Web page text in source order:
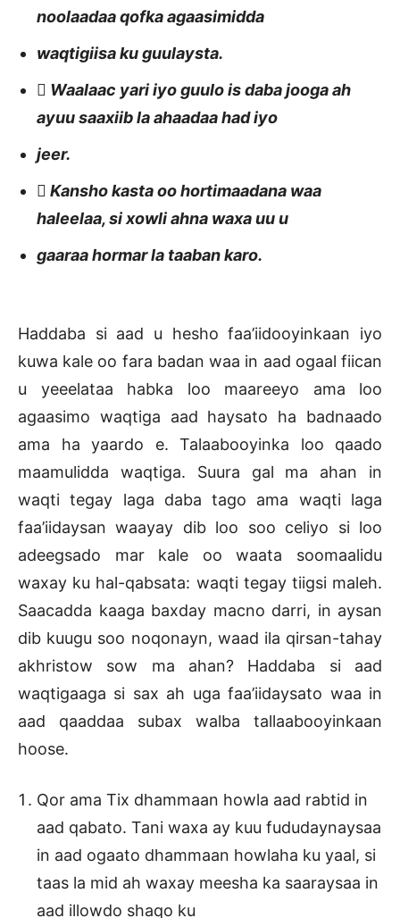
noolaadaa qofka agaasimidda
waqtigiisa ku guulaysta.
 Waalaac yari iyo guulo is daba jooga ah
ayuu saaxiib la ahaadaa had iyo
jeer.
 Kansho kasta oo hortimaadana waa
haleelaa, si xowli ahna waxa uu u
gaaraa hormar la taaban karo.
Haddaba si aad u hesho faa’iidooyinkaan iyo
kuwa kale oo fara badan waa in aad ogaal fiican
u yeeelataa habka loo maareeyo ama loo
agaasimo waqtiga aad haysato ha badnaado
ama ha yaardo e. Talaabooyinka loo qaado
maamulidda waqtiga. Suura gal ma ahan in
waqti tegay laga daba tago ama waqti laga
faa’iidaysan waayay dib loo soo celiyo si loo
adeegsado mar kale oo waata soomaalidu
waxay ku hal-qabsata: waqti tegay tiigsi maleh.
Saacadda kaaga baxday macno darri, in aysan
dib kuugu soo noqonayn, waad ila qirsan-tahay
akhristow sow ma ahan? Haddaba si aad
waqtigaaga si sax ah uga faa’iidaysato waa in
aad qaaddaa subax walba tallaabooyinkaan
hoose.
Qor ama Tix dhammaan howla aad rabtid in
aad qabato. Tani waxa ay kuu fududaynaysaa
in aad ogaato dhammaan howlaha ku yaal, si
taas la mid ah waxay meesha ka saaraysaa in
aad illowdo shaqo ku